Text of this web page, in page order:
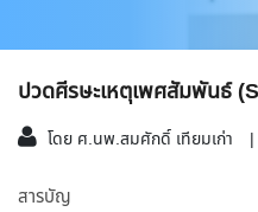
ปวดศีรษะเหตุเพศสัมพันธ์
โดย ศ.นพ.สมศักดิ์ เทียมเก่า
สารบัญ